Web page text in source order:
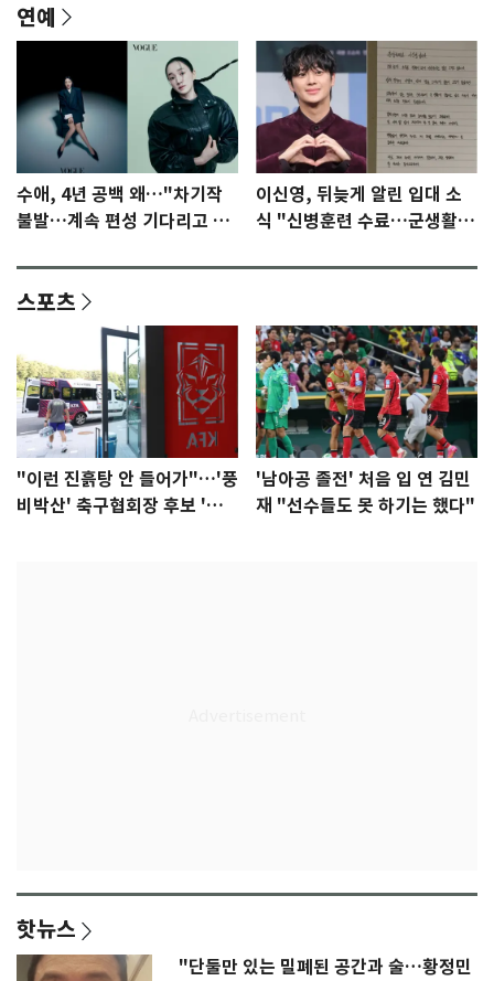
연예
수애, 4년 공백 왜…"차기작
불발…계속 편성 기다리고 있
이신영, 뒤늦게 알린 입대 소
식 "신병훈련 수료…군생활
스포츠
"이런 진흙탕 안 들어가"…'풍
비박산' 축구협회장 후보 '실
'남아공 졸전' 처음 입 연 김민
재 "선수들도 못 하기는 했다"
핫뉴스
"단둘만 있는 밀폐된 공간과 술…황정민